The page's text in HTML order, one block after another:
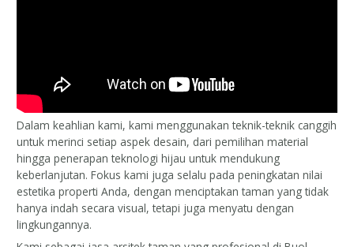
Dalam keahlian kami, kami menggunakan teknik-teknik canggih
untuk merinci setiap aspek desain, dari pemilihan material
hingga penerapan teknologi hijau untuk mendukung
keberlanjutan. Fokus kami juga selalu pada peningkatan nilai
estetika properti Anda, dengan menciptakan taman yang tidak
hanya indah secara visual, tetapi juga menyatu dengan
lingkungannya.